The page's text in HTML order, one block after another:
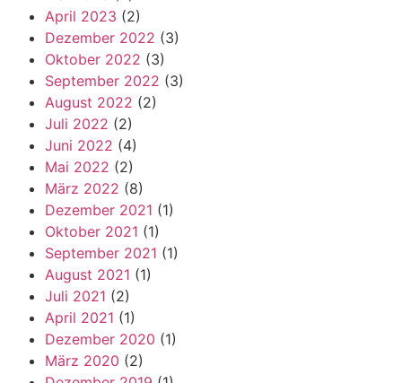
April 2023 (2)
Dezember 2022 (3)
Oktober 2022 (3)
September 2022 (3)
August 2022 (2)
Juli 2022 (2)
Juni 2022 (4)
Mai 2022 (2)
März 2022 (8)
Dezember 2021 (1)
Oktober 2021 (1)
September 2021 (1)
August 2021 (1)
Juli 2021 (2)
April 2021 (1)
Dezember 2020 (1)
März 2020 (2)